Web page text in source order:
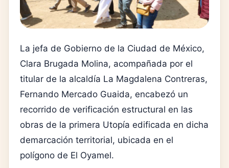
La jefa de Gobierno de la Ciudad de México,
Clara Brugada Molina, acompañada por el
titular de la alcaldía La Magdalena Contreras,
Fernando Mercado Guaida, encabezó un
recorrido de verificación estructural en las
obras de la primera Utopía edificada en dicha
demarcación territorial, ubicada en el
polígono de El Oyamel.